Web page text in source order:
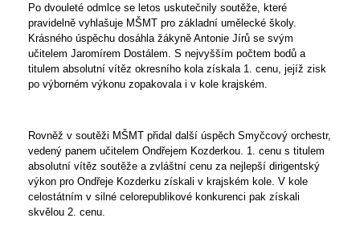
Po dvouleté odmlce se letos uskutečnily soutěže, které
pravidelně vyhlašuje MŠMT pro základní umělecké školy.
Krásného úspěchu dosáhla žákyně Antonie Jírů se svým
učitelem Jaromírem Dostálem. S nejvyšším počtem bodů a
titulem absolutní vítěz okresního kola získala 1. cenu, jejíž zisk
po výborném výkonu zopakovala i v kole krajském.
Rovněž v soutěži MŠMT přidal další úspěch Smyčcový orchestr,
vedený panem učitelem Ondřejem Kozderkou. 1. cenu s titulem
absolutní vítěz soutěže a zvláštní cenu za nejlepší dirigentský
výkon pro Ondřeje Kozderku získali v krajském kole. V kole
celostátním v silné celorepublikové konkurenci pak získali
skvělou 2. cenu.